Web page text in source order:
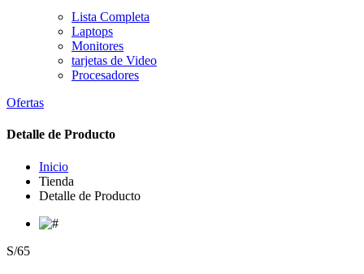
Lista Completa
Laptops
Monitores
tarjetas de Video
Procesadores
Ofertas
Detalle de Producto
Inicio
Tienda
Detalle de Producto
S/65